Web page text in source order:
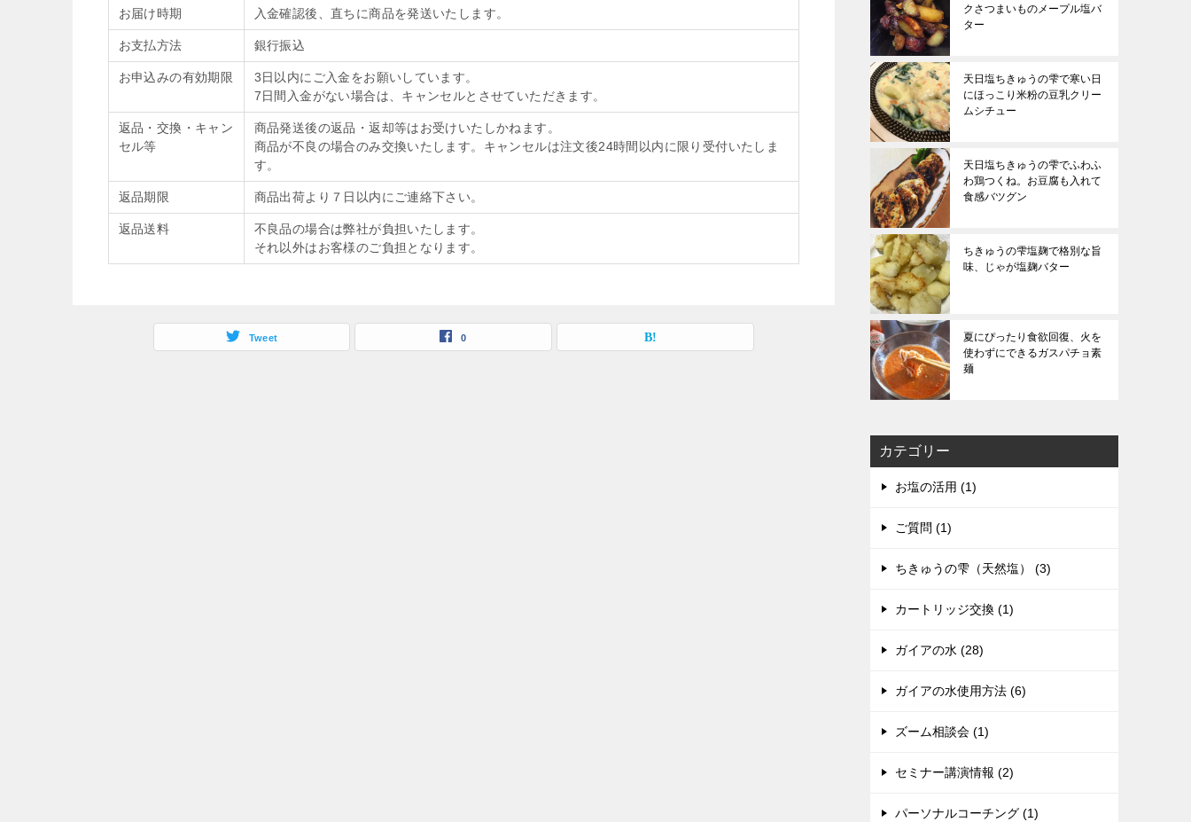
お届け時期 入金確認後、直ちに商品を発送いたします。
お支払方法 銀行振込
お申込みの有効期限
3日以内にご入金をお願いしています。
7日間入金がない場合は、キャンセルとさせていただきます。
返品・交換・キャン
セル等
商品発送後の返品・返却等はお受けいたしかねます。
商品が不良の場合のみ交換いたします。キャンセルは注文後24時間以内に限り受付いたしま
す。
返品期限 商品出荷より７日以内にご連絡下さい。
返品送料
不良品の場合は弊社が負担いたします。
それ以外はお客様のご負担となります。
Tweet 0
クさつまいものメープル塩バ
ター
天日塩ちきゅうの雫で寒い日
にほっこり米粉の豆乳クリー
ムシチュー
天日塩ちきゅうの雫でふわふ
わ鶏つくね。お豆腐も入れて
食感バツグン
ちきゅうの雫塩麹で格別な旨
味、じゃが塩麹バター
夏にぴったり食欲回復、火を
使わずにできるガスパチョ素
麺
カテゴリー
お塩の活用 (1)
ご質問 (1)
ちきゅうの雫（天然塩） (3)
カートリッジ交換 (1)
ガイアの水 (28)
ガイアの水使用方法 (6)
ズーム相談会 (1)
セミナー講演情報 (2)
パーソナルコーチング (1)